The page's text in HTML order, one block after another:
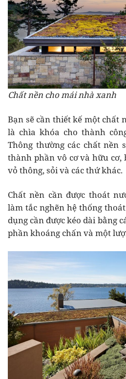
Chất nền cho mái nhà xanh
Bạn sẽ cần thiết kế một chất
là chìa khóa cho thành
Thông thường các chất nền
thành phần vô cơ và hữu cơ,
vỏ thông, sỏi và các thứ khác.
Chất nền cần được thoát
làm tắc nghẽn hệ thống
dụng cần được kéo dài bằng
phần khoáng chấn và một